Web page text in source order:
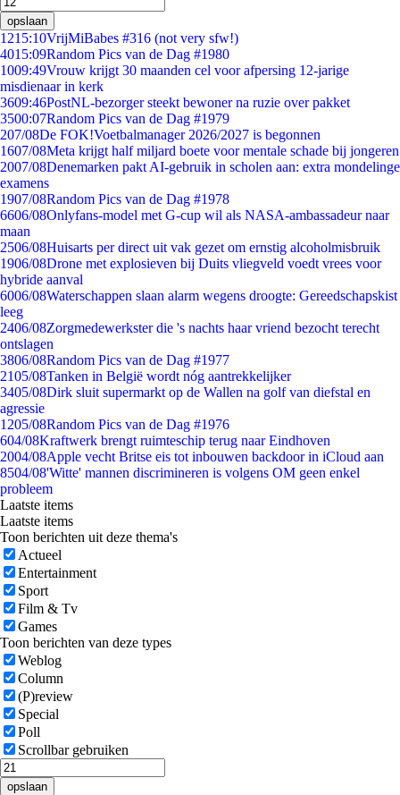
opslaan
1215:10VrijMiBabes #316 (not very sfw!)
4015:09Random Pics van de Dag #1980
1009:49Vrouw krijgt 30 maanden cel voor afpersing 12-jarige
misdienaar in kerk
3609:46PostNL-bezorger steekt bewoner na ruzie over pakket
3500:07Random Pics van de Dag #1979
207/08De FOK!Voetbalmanager 2026/2027 is begonnen
1607/08Meta krijgt half miljard boete voor mentale schade bij jongeren
2007/08Denemarken pakt AI-gebruik in scholen aan: extra mondelinge
examens
1907/08Random Pics van de Dag #1978
6606/08Onlyfans-model met G-cup wil als NASA-ambassadeur naar
maan
2506/08Huisarts per direct uit vak gezet om ernstig alcoholmisbruik
1906/08Drone met explosieven bij Duits vliegveld voedt vrees voor
hybride aanval
6006/08Waterschappen slaan alarm wegens droogte: Gereedschapskist
leeg
2406/08Zorgmedewerkster die 's nachts haar vriend bezocht terecht
ontslagen
3806/08Random Pics van de Dag #1977
2105/08Tanken in België wordt nóg aantrekkelijker
3405/08Dirk sluit supermarkt op de Wallen na golf van diefstal en
agressie
1205/08Random Pics van de Dag #1976
604/08Kraftwerk brengt ruimteschip terug naar Eindhoven
2004/08Apple vecht Britse eis tot inbouwen backdoor in iCloud aan
8504/08'Witte' mannen discrimineren is volgens OM geen enkel
probleem
Laatste items
Laatste items
Toon berichten uit deze thema's
Actueel
Entertainment
Sport
Film & Tv
Games
Toon berichten van deze types
Weblog
Column
(P)review
Special
Poll
Scrollbar gebruiken
opslaan